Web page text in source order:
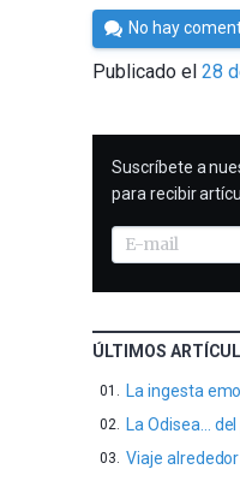
Por
César
Tomé
No hay
Publicado el28
SUSCRIBIRME
Suscríbete a
para recibir
ÚLTIMOS
La ingesta
La Odisea…
Viaje